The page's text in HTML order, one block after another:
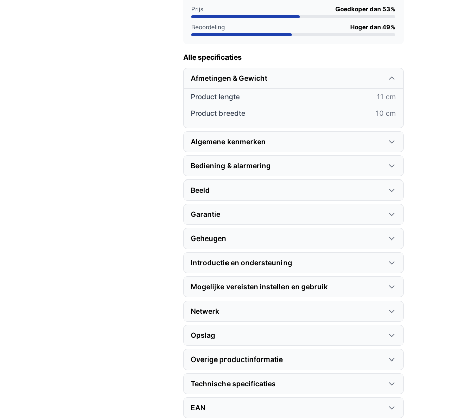
Prijs
Goedkoper dan 53%
Beoordeling Hoger dan 49%
Alle specificaties
Afmetingen & Gewicht
Product lengte
11 cm
Product breedte
10 cm
Algemene kenmerken
Bediening & alarmering
Beeld
Garantie
Geheugen
Introductie en ondersteuning
Mogelijke vereisten instellen en gebruik
Netwerk
Opslag
Overige productinformatie
Technische specificaties
EAN